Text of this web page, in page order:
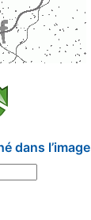
dans l’image